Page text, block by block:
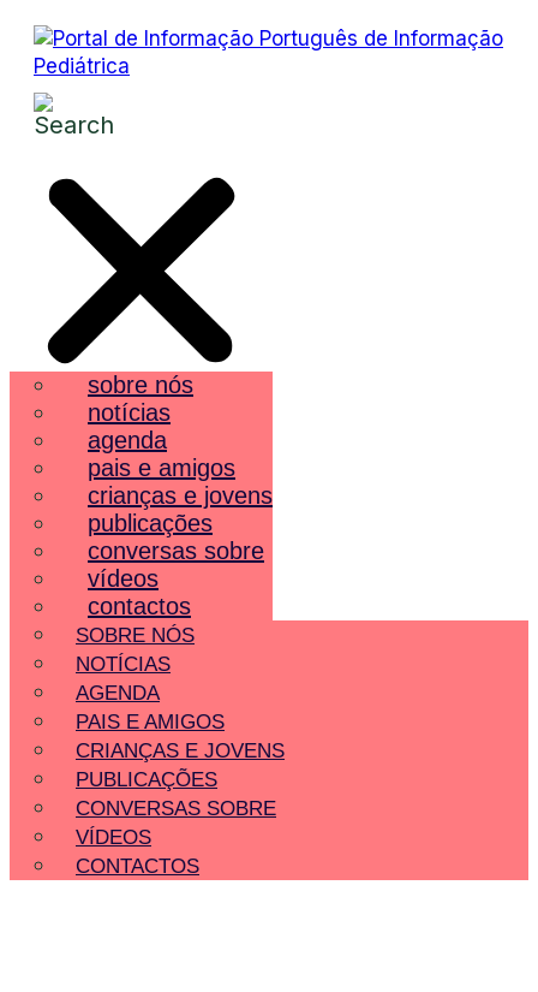
sobre nós
notícias
agenda
pais e amigos
crianças e jovens
publicações
conversas sobre
vídeos
contactos
SOBRE NÓS
NOTÍCIAS
AGENDA
PAIS E AMIGOS
CRIANÇAS E JOVENS
PUBLICAÇÕES
CONVERSAS SOBRE
VÍDEOS
CONTACTOS